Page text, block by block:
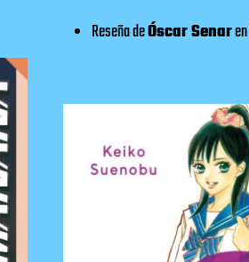
Reseña deÓscar Senaren